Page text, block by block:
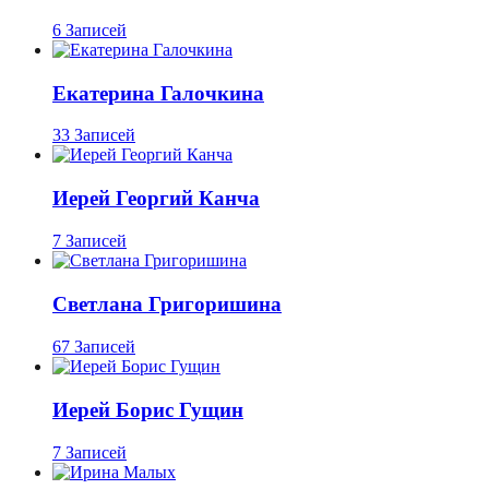
6 Записей
Екатерина Галочкина
33 Записей
Иерей Георгий Канча
7 Записей
Светлана Григоришина
67 Записей
Иерей Борис Гущин
7 Записей